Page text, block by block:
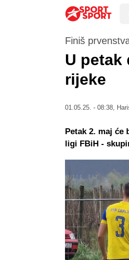
Finiš
U petak
rijeke
01.05.25. - 08:38,
Petak 2. maj
ligi FBiH -